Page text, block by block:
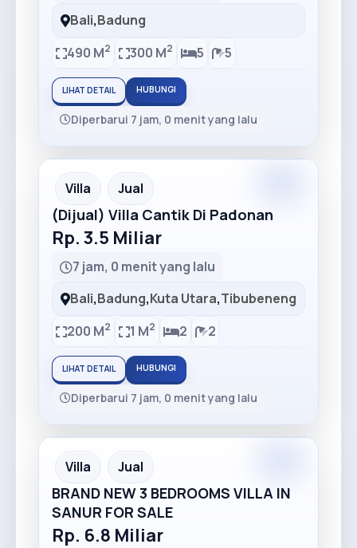
Bali,Badung
490 M2 300 M2 5 5
LIHAT DETAIL HUBUNGI
Diperbarui 7 jam, 0 menit yang lalu
Recommended
Villa Jual
(Dijual) Villa Cantik Di Padonan
Rp. 3.5 Miliar
7 jam, 0 menit yang lalu
Bali,Badung,Kuta Utara,Tibubeneng
200 M2 1 M2 2 2
LIHAT DETAIL HUBUNGI
Diperbarui 7 jam, 0 menit yang lalu
Recommended
Villa Jual
BRAND NEW 3 BEDROOMS VILLA IN
SANUR FOR SALE
Rp. 6.8 Miliar